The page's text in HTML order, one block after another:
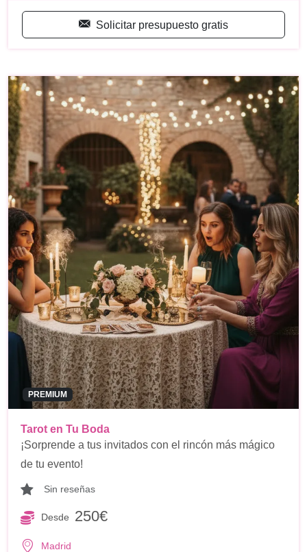
Solicitar presupuesto gratis
PREMIUM
Tarot en Tu Boda
¡Sorprende a tus invitados con el rincón más mágico
de tu evento!
Sin reseñas
Desde 250€
Madrid